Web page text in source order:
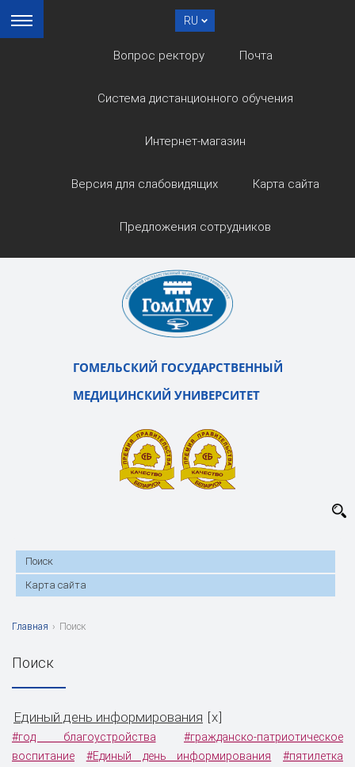
RU
Вопрос ректору Почта
Система дистанционного обучения
Интернет-магазин
Версия для слабовидящих Карта сайта
Предложения сотрудников
ГОМЕЛЬСКИЙ ГОСУДАРСТВЕННЫЙ
МЕДИЦИНСКИЙ УНИВЕРСИТЕТ
Поиск
Карта сайта
Главная › Поиск
Поиск
Единый день информирования x
#год благоустройства
#гражданско-патриотическое
воспитание
#Единый день информирования
#пятилетка